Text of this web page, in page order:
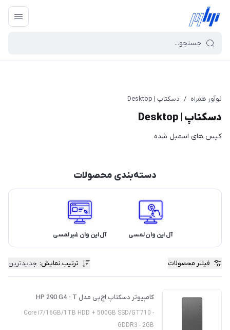
نوآور همراه / دسکتاپ | Desktop
دسکتاپ | Desktop
کیس های اسمبل شده
دسته‌بندی محصولات
آل این وان لمسی آل این وان غیر لمسی
فیلتر محصولات ترتیب نمایش: جدیدترین
کامپیوتر دسکتاپ اچ‌پی مدل HP 290 G4 - T
- Core i7/16GB/1TB HDD + 500GB SSD/GT710
GDDR3 - 2GB